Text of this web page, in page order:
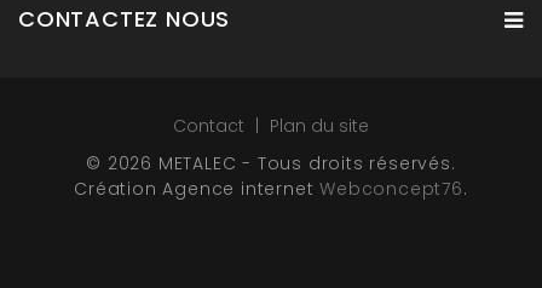
CONTACTEZ NOUS
Contact
Plan du site
© 2026 METALEC - Tous droits réservés.
Création Agence internetWebconcept76.